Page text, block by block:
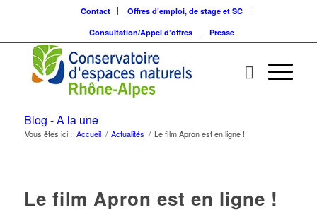
Contact
Offres d’emploi, de stage et SC
Consultation/Appel d’offres
Presse
Blog - A la une
Vous êtes ici : Accueil / Actualités / Le film Apron est en ligne !
Le film Apron est en ligne !